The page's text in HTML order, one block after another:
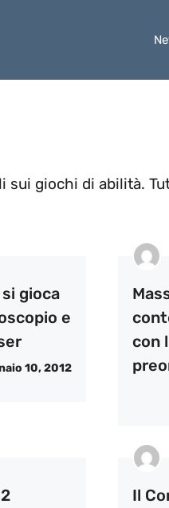
giochi di abilità.
gioca
e
10, 2012
con
Il